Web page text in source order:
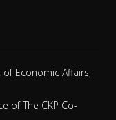
Economic Affairs,
of The CKP Co-